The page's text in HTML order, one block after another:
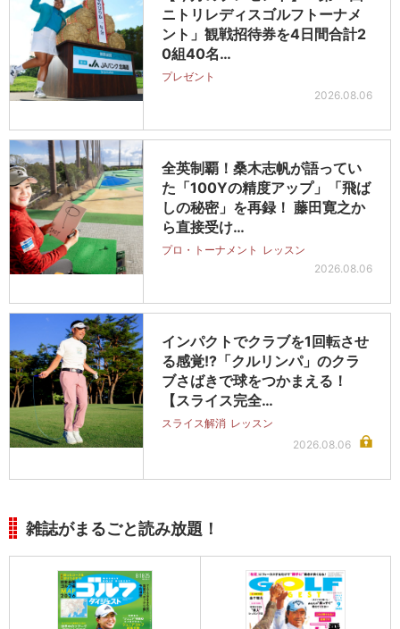
ニトリレディスゴルフトーナメ
ント」観戦招待券を4日間合計2
0組40名…
プレゼント
2026.08.06
全英制覇！桑木志帆が語ってい
た「100Yの精度アップ」「飛ば
しの秘密」を再録！ 藤田寛之か
ら直接受け…
プロ・トーナメント レッスン
2026.08.06
インパクトでクラブを1回転させ
る感覚!?「クルリンパ」のクラ
ブさばきで球をつかまえる！
【スライス完全…
スライス解消 レッスン
2026.08.06
雑誌がまるごと読み放題！